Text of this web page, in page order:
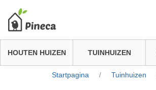
HOUTEN HUIZEN TUINHUIZEN
Startpagina / Tuinhuizen